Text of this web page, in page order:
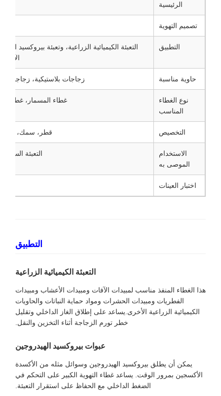
الرئيسية
تصميم التهوية
التطبيق
التعبئة الكيميائية الزراعية، وتعبئة بيروكسيد
حاوية مناسبة زجاجات بلاستيكية، زجاجات
نوع الغطاء
المناسب
غطاء المسمار، غطاء
التخصيص قطر، سمك، حجم
الاستخدام
الموصى به
التعبئة
اختبار العينات
التطبيق
التعبئة الكيميائية الزراعية
هذا الغطاء المنفذ مناسب لمبيدات الآفات ومبيدات الأعشاب ومبيدات
الفطريات ومبيدات الحشرات ومواد حماية النباتات والحاويات
الكيميائية الزراعية الأخرى.يساعد على إطلاق الغاز الداخلي وتقليل
خطر تورم الزجاجة أثناء التخزين والنقل.
عبوات بيروكسيد الهيدروجين
يمكن أن يطلق بيروكسيد الهيدروجين وسوائل مثله من الأكسدة
الأكسجين بمرور الوقت. يساعد غطاء التهوية الكبير على التحكم في
الضغط الداخلي مع الحفاظ على استقرار التعبئة.